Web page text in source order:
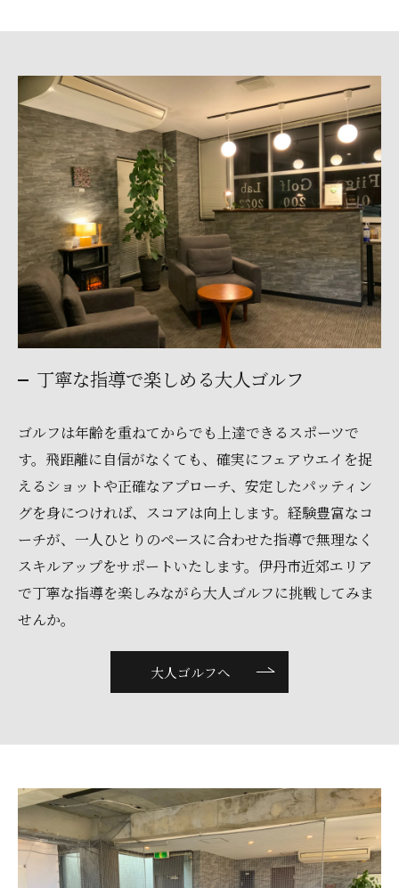
丁寧な指導で楽しめる大人ゴルフ
ゴルフは年齢を重ねてからでも上達できるスポーツで
す。飛距離に自信がなくても、確実にフェアウエイを捉
えるショットや正確なアプローチ、安定したパッティン
グを身につければ、スコアは向上します。経験豊富なコ
ーチが、一人ひとりのペースに合わせた指導で無理なく
スキルアップをサポートいたします。伊丹市近郊エリア
で丁寧な指導を楽しみながら大人ゴルフに挑戦してみま
せんか。
大人ゴルフへ